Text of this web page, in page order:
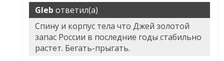
Gleb ответил(а)
Спину и корпус тела что Джей золотой
запас России в последние годы стабильно
растет. Бегать-прыгать.